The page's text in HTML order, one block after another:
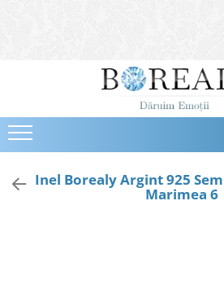
Bijuterii
Cercei
Bratari
ColiereInel Borealy Argint 925
Marimea 6